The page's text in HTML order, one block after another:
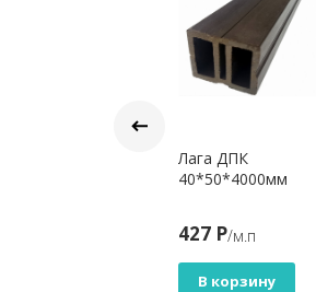
Лага ДПК
40*50*4000мм
427 Р/м.п
В корзину